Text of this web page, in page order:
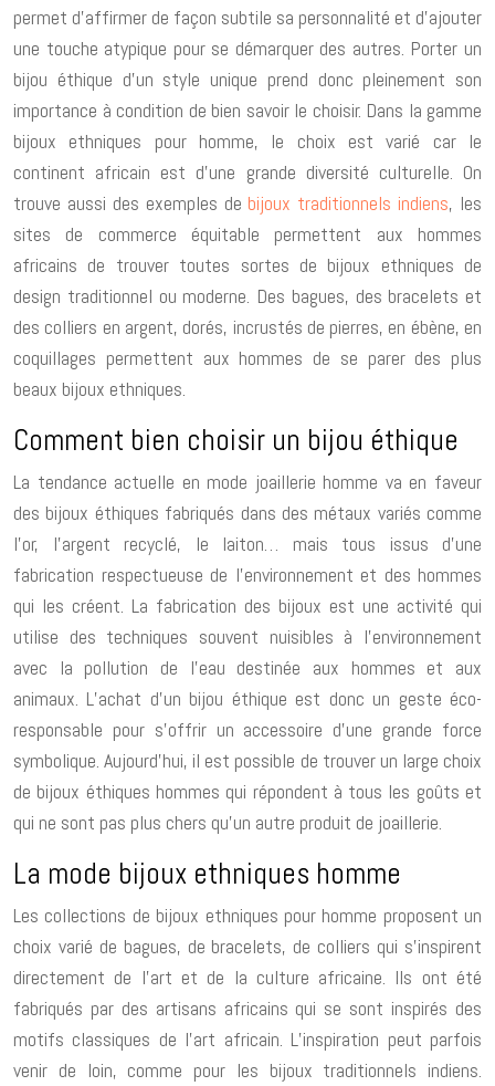
permet d’affirmer de façon subtile sa personnalité et d’ajouter
une touche atypique pour se démarquer des autres. Porter un
bijou éthique d’un style unique prend donc pleinement son
importance à condition de bien savoir le choisir. Dans la gamme
bijoux ethniques pour homme, le choix est varié car le
continent africain est d’une grande diversité culturelle. On
trouve aussi des exemples de bijoux traditionnels indiens, les
sites de commerce équitable permettent aux hommes
africains de trouver toutes sortes de bijoux ethniques de
design traditionnel ou moderne. Des bagues, des bracelets et
des colliers en argent, dorés, incrustés de pierres, en ébène, en
coquillages permettent aux hommes de se parer des plus
beaux bijoux ethniques.
Comment bien choisir un bijou éthique
La tendance actuelle en mode joaillerie homme va en faveur
des bijoux éthiques fabriqués dans des métaux variés comme
l’or, l’argent recyclé, le laiton… mais tous issus d’une
fabrication respectueuse de l’environnement et des hommes
qui les créent. La fabrication des bijoux est une activité qui
utilise des techniques souvent nuisibles à l’environnement
avec la pollution de l’eau destinée aux hommes et aux
animaux. L’achat d’un bijou éthique est donc un geste éco-
responsable pour s’offrir un accessoire d’une grande force
symbolique. Aujourd’hui, il est possible de trouver un large choix
de bijoux éthiques hommes qui répondent à tous les goûts et
qui ne sont pas plus chers qu’un autre produit de joaillerie.
La mode bijoux ethniques homme
Les collections de bijoux ethniques pour homme proposent un
choix varié de bagues, de bracelets, de colliers qui s’inspirent
directement de l’art et de la culture africaine. Ils ont été
fabriqués par des artisans africains qui se sont inspirés des
motifs classiques de l’art africain. L’inspiration peut parfois
venir de loin, comme pour les bijoux traditionnels indiens.